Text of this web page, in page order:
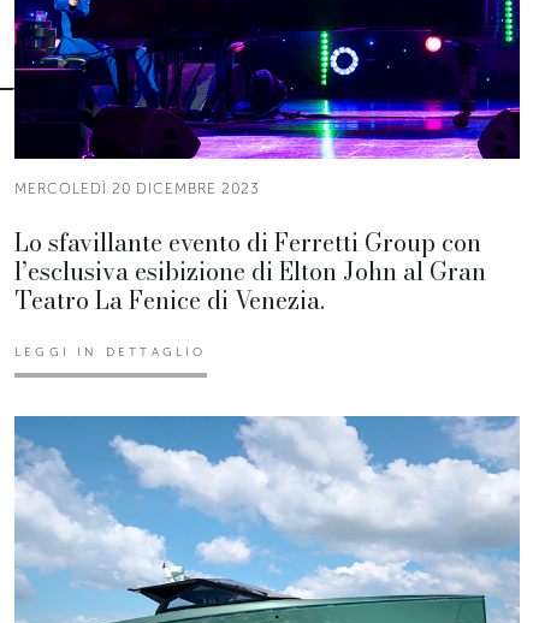
MERCOLEDÌ 20 DICEMBRE 2023
Lo sfavillante evento di Ferretti Group con
l’esclusiva esibizione di Elton John al Gran
Teatro La Fenice di Venezia.
LEGGI IN DETTAGLIO